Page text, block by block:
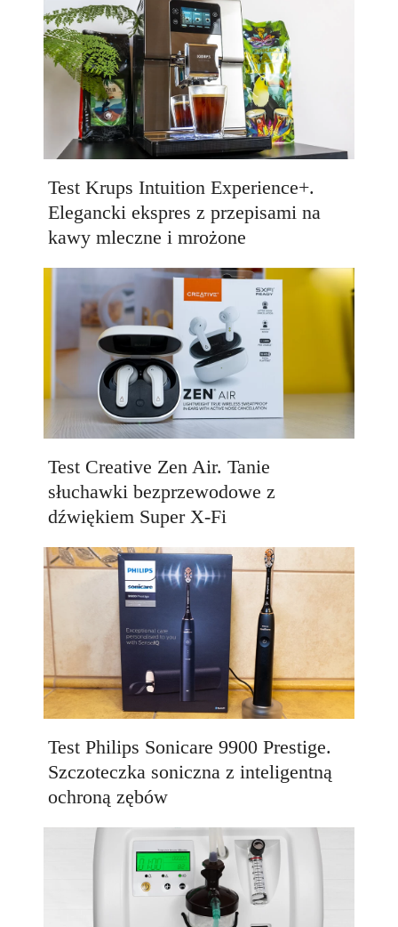
Test Krups Intuition Experience+.
Elegancki ekspres z przepisami na
kawy mleczne i mrożone
Test Creative Zen Air. Tanie
słuchawki bezprzewodowe z
dźwiękiem Super X-Fi
Test Philips Sonicare 9900 Prestige.
Szczoteczka soniczna z inteligentną
ochroną zębów